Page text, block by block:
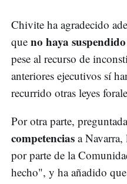
Chivite ha agradecido
que no haya
pese al recurso de
anteriores ejecutivos sí
recurrido otras leyes
Por otra parte,
competencias a
por parte de la
hecho", y ha añadido